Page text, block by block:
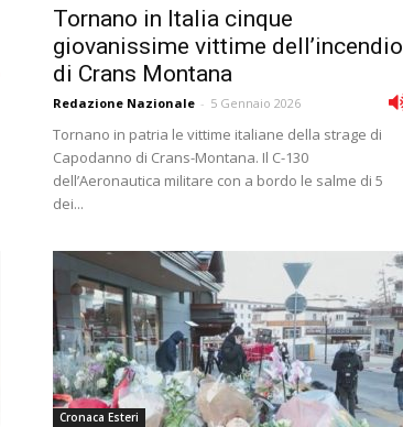
Tornano in Italia cinque
giovanissime vittime dell’incendio
di Crans Montana
Redazione Nazionale - 5 Gennaio 2026
Tornano in patria le vittime italiane della strage di
Capodanno di Crans-Montana. Il C-130
dell’Aeronautica militare con a bordo le salme di 5
dei...
Cronaca Esteri